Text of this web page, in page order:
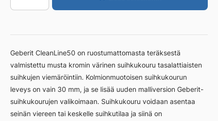
CleanLine
musta
900mm
määrä
Geberit CleanLine50 on ruostumattomasta teräksestä
valmistettu musta kromin värinen suihkukouru tasalattiaisten
suihkujen viemäröintiin. Kolmionmuotoisen suihkukourun
leveys on vain 30 mm, ja se lisää uuden malliversion Geberit-
suihkukourujen valikoimaan. Suihkukouru voidaan asentaa
seinän viereen tai keskelle suihkutilaa ja siinä on